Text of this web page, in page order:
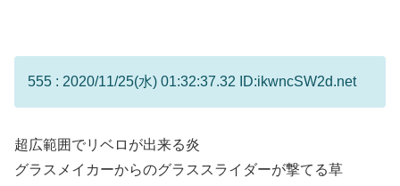
555 : 2020/11/25(水) 01:32:37.32 ID:ikwncSW2d.net
超広範囲でリベロが出来る炎
グラスメイカーからのグラススライダーが撃てる草